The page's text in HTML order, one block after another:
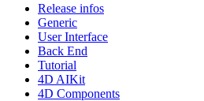
Release infos
Generic
User Interface
Back End
Tutorial
4D AIKit
4D Components